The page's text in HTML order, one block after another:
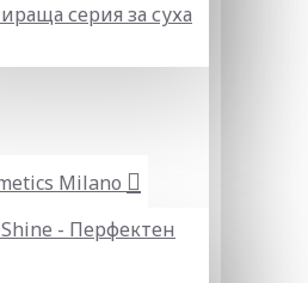
серия за суха
Milano
- Перфектен